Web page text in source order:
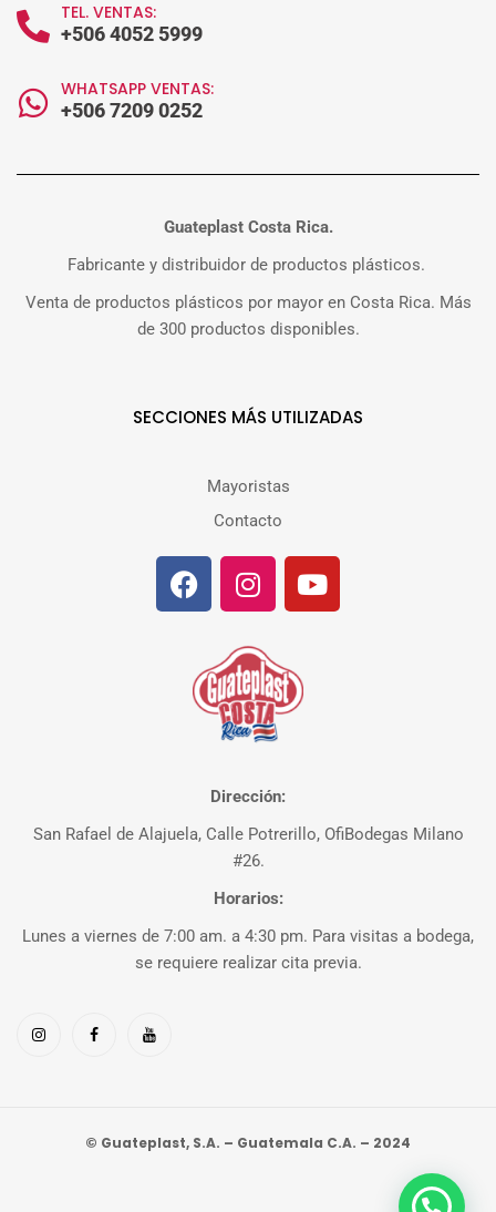
TEL. VENTAS:
+506 4052 5999
WHATSAPP VENTAS:
+506 7209 0252
Guateplast Costa Rica.
Fabricante y distribuidor de productos plásticos.
Venta de productos plásticos por mayor en Costa Rica. Más
de 300 productos disponibles.
SECCIONES MÁS UTILIZADAS
Mayoristas
Contacto
Dirección:
San Rafael de Alajuela, Calle Potrerillo, OfiBodegas Milano
#26.
Horarios:
Lunes a viernes de 7:00 am. a 4:30 pm. Para visitas a bodega,
se requiere realizar cita previa.
© Guateplast, S.A. – Guatemala C.A. – 2024